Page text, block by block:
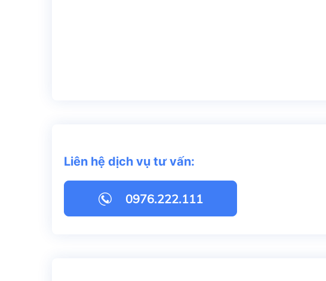
Liên hệ dịch vụ tư vấn:
0976.222.111